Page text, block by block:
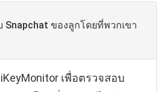
ของลูกโดยที่พวกเขา
เพื่อตรวจสอบ